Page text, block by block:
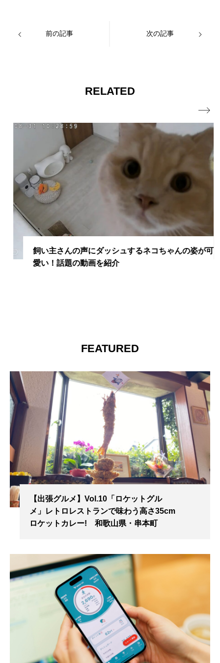
前の記事 次の記事
RELATED
飼い主さんの声にダッシュするネコちゃんの姿が可
愛い！話題の動画を紹介

FEATURED
【出張グルメ】Vol.10「ロケットグル
メ」レトロレストランで味わう高さ35cm
ロケットカレー! 和歌山県・串本町